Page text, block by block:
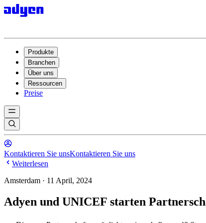
Produkte
Branchen
Über uns
Ressourcen
Preise
Kontaktieren Sie unsKontaktieren Sie uns
Weiterlesen
Amsterdam · 11 April, 2024
Adyen und UNICEF starten